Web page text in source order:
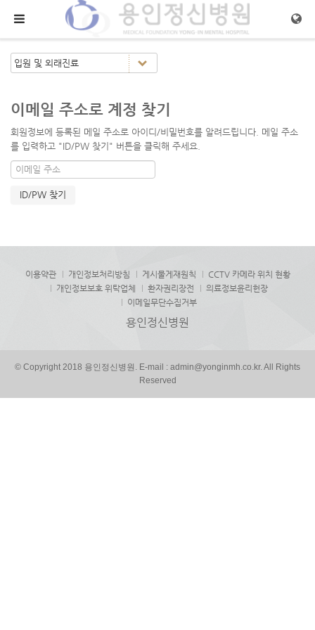
이메일 주소로 계정 찾기
회원정보에 등록된 메일 주소로 아이디/비밀번호를 알려드립니다. 메일 주소
를 입력하고 "ID/PW 찾기" 버튼을 클릭해 주세요.
이용약관 개인정보처리방침 게시물게재원칙
CCTV 카메라 위치 현황
개인정보보호 위탁업체
환자권리장전
의료정보윤리헌장
이메일무단수집거부
용인정신병원
© Copyright 2018 용인정신병원. E-mail : admin@yonginmh.co.kr. All Rights
Reserved